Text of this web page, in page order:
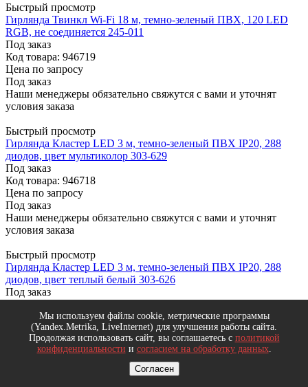
Быстрый просмотр
Гирлянда Твинкл Wi-Fi 18 м, темно-зеленый ПВХ, 120 LED
RGB, не соединяется 245-011
Под заказ
Код товара: 946719
Цена по запросу
Под заказ
Наши менеджеры обязательно свяжутся с вами и уточнят
условия заказа
Быстрый просмотр
Гирлянда Кластер LED 3 м, темно-зеленый ПВХ IP20, 288
диодов, цвет мультиколор 303-629
Под заказ
Код товара: 946718
Цена по запросу
Под заказ
Наши менеджеры обязательно свяжутся с вами и уточнят
условия заказа
Быстрый просмотр
Гирлянда Кластер LED 3 м, темно-зеленый ПВХ IP20, 288
диодов, цвет теплый белый 303-626
Под заказ
Цена по запросу
Под заказ
Наши менеджеры обязательно свяжутся с вами и уточнят
условия заказа
Мы используем файлы cookie, метрические программы
(Yandex.Metrika, LiveInternet) для улучшения работы сайта.
Продолжая использовать сайт, вы соглашаетесь с политикой
конфиденциальности и согласием на обработку данных.
Согласен